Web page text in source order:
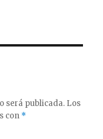
será publicada. Los
con *